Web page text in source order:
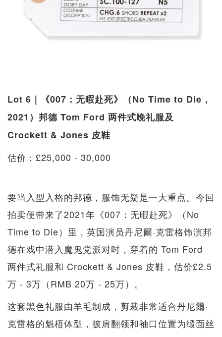
Lot 6｜《007：无暇赴死》（No Time to Die，
2021）邦德 Tom Ford 两件式晚礼服及
Crockett & Jones 皮鞋
估价：£25,000 - 30,000
要当入型入格的邦德，服饰无疑是一大重点。今回
拍卖便带来了2021年《007：无暇赴死》（No
Time to Die）里，英国演员丹尼爾·克雷格饰演邦
德在戏中潜入魔鬼党派对时，穿着的 Tom Ford
两件式礼服和 Crockett & Jones 皮鞋，估价£2.5
万 - 3万（RMB 20万 - 25万）。
这套黑色礼服由羊毛制成，剪裁非常适合丹尼爾·
克雷格的魁梧体型，披肩翻领和袖口位置为缎面丝